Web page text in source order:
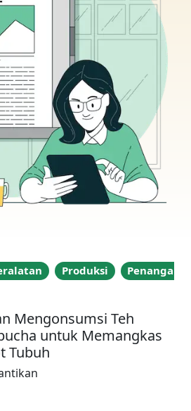
Produksi
Mengonsumsi Teh
untuk Memangkas
Tubuh